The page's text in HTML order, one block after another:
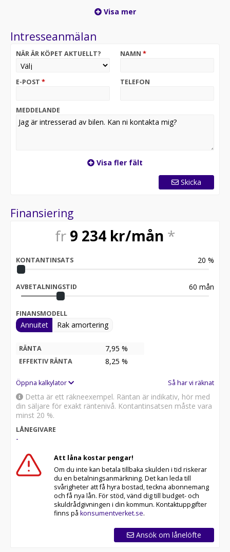
priser samt leveransinformation.
skilja sig från din faktiska konfiguration.
Visa mer
Intresseanmälan
NÄR ÄR KÖPET AKTUELLT? NAMN *
E-POST * TELEFON
MEDDELANDE
Visa fler fält
Skicka
Finansiering
fr 9 234 kr/mån *
KONTANTINSATS 20 %
AVBETALNINGSTID 60 mån
FINANSMODELL
Annuitet Rak amortering
RÄNTA 7,95 %
EFFEKTIV RÄNTA 8,25 %
Öppna kalkylator Så har vi räknat
Detta är ett räkneexempel. Räntan är indikativ, hör med
din säljare för exakt räntenivå. Kontantinsatsen måste vara
minst 20 %.
LÅNEGIVARE
-
Att låna kostar pengar!
Om du inte kan betala tillbaka skulden i tid riskerar
du en betalningsanmärkning. Det kan leda till
svårigheter att få hyra bostad, teckna abonnemang
och få nya lån. För stöd, vänd dig till budget- och
skuldrådgivningen i din kommun. Kontaktuppgifter
finns på konsumentverket.se.
Ansök om lånelöfte